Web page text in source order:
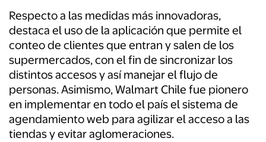
Respecto a las medidas más innovadoras,
destaca el uso de la aplicación que permite el
conteo de clientes que entran y salen de los
supermercados, con el fin de sincronizar los
distintos accesos y así manejar el flujo de
personas. Asimismo, Walmart Chile fue pionero
en implementar en todo el país el sistema de
agendamiento web para agilizar el acceso a las
tiendas y evitar aglomeraciones.